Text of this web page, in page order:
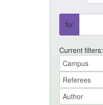
for
Current filters: